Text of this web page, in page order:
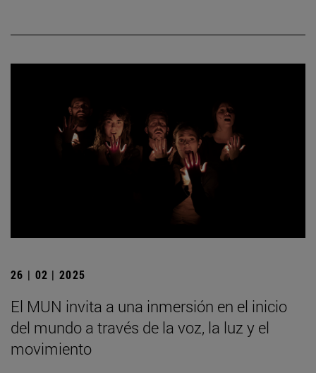
26 | 02 | 2025
El MUN invita a una inmersión en el inicio
del mundo a través de la voz, la luz y el
movimiento